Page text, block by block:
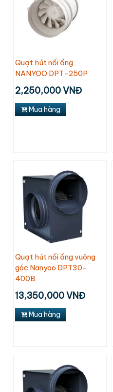
Quạt hút nối ống
NANYOO DPT-250P
2,250,000 VNĐ
Mua hàng
Quạt hút nối ống vuông
góc Nanyoo DPT30-
400B
13,350,000 VNĐ
Mua hàng